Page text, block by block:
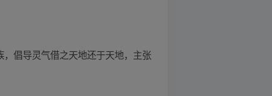
倡导灵气借之天地还于天地，主张